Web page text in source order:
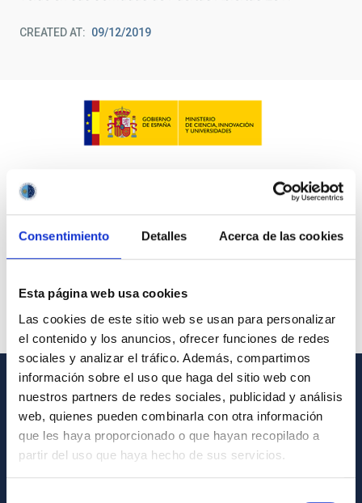
Consentimiento Detalles Acerca de las cookies
Esta página web usa cookies
Las cookies de este sitio web se usan para personalizar
el contenido y los anuncios, ofrecer funciones de redes
sociales y analizar el tráfico. Además, compartimos
información sobre el uso que haga del sitio web con
nuestros partners de redes sociales, publicidad y análisis
web, quienes pueden combinarla con otra información
que les haya proporcionado o que hayan recopilado a
partir del uso que haya hecho de sus servicios.
CREATED AT 09/12/2019
GENERAL INFORMATION
Contact
How to get to the IAC